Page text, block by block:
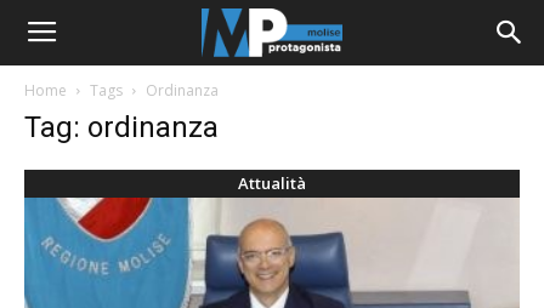
Home Tags Ordinanza
Tag: ordinanza
Attualità